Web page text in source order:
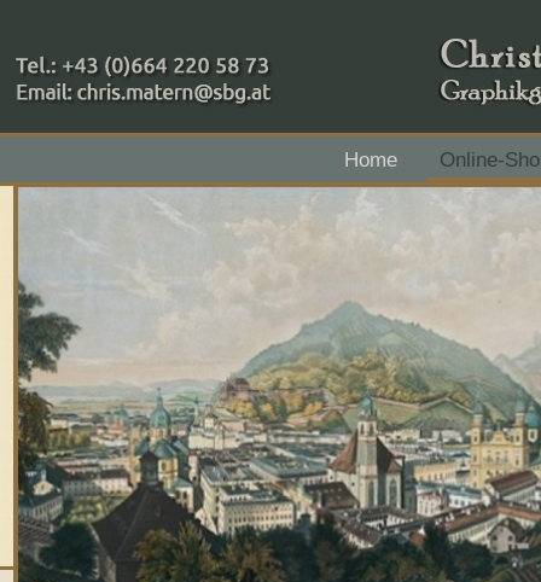
+43 (0)664 220 58 73
Home
Online-
Zahlungsmethoden: RAIBA - Flachgau Mitte - IBAN